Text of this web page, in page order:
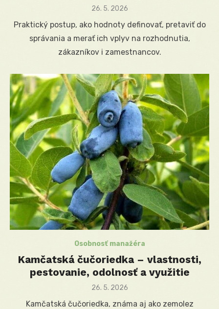
Posted
26. 5. 2026
Praktický postup, ako hodnoty definovať, pretaviť do
správania a merať ich vplyv na rozhodnutia,
zákazníkov i zamestnancov.
Osobnosť manažéra
Kamčatská čučoriedka – vlastnosti,
pestovanie, odolnosť a využitie
Posted
26. 5. 2026
Kamčatská čučoriedka, známa aj ako zemolez